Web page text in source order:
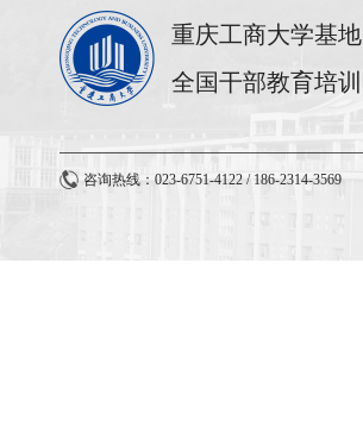
重庆工商大学基地
全国干部教育培训
咨询热线：023-6751-4122 / 186-2314-3569